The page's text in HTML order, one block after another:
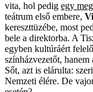
vita, hol pedig egy
teátrum első embere,
kereszttüzébe, most
bele a direktorba. A
egyben kultúráért
színházvezetőt,
Sőt, azt is elárulta:
Nemzeti élére. De